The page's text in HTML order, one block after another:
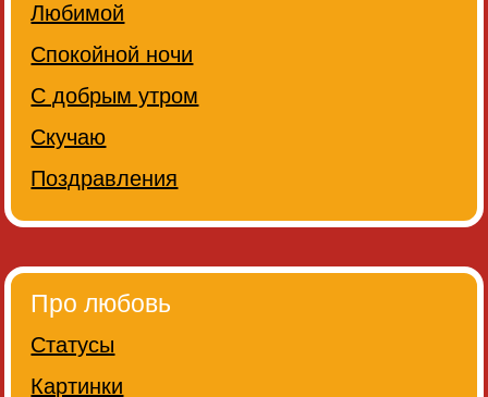
Любимой
Спокойной ночи
С добрым утром
Скучаю
Поздравления
Про любовь
Статусы
Картинки